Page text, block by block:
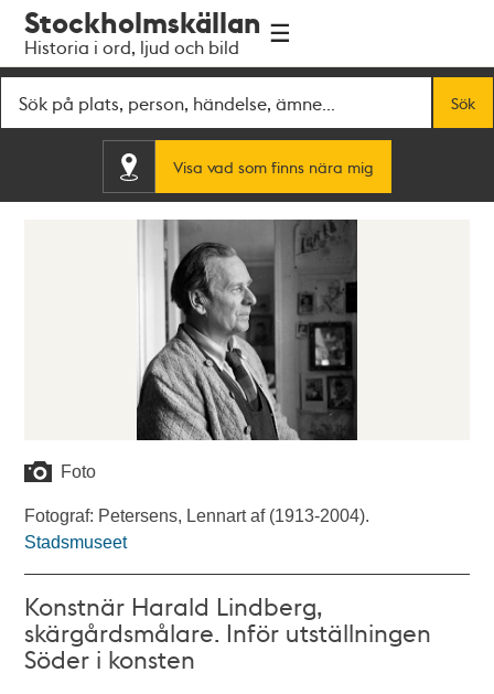
navigationen
huvudinnehållet
Stockholmskällan
Historia i ord, ljud och bild
Sök
Visa vad som finns nära mig
Foto
Fotograf: Petersens, Lennart af (1913-2004).
Stadsmuseet
Konstnär Harald Lindberg,
skärgårdsmålare. Inför utställningen
Söder i konsten